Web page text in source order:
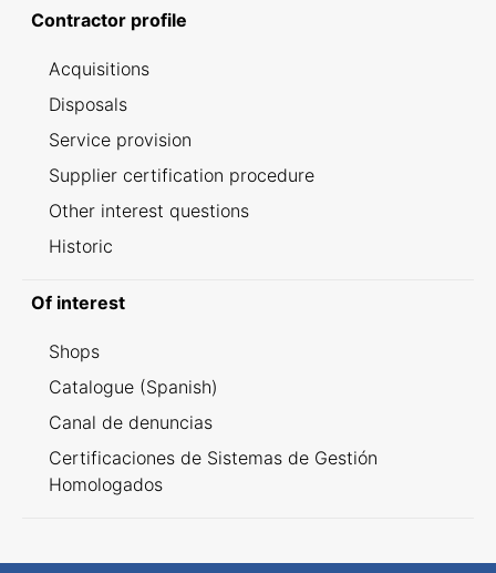
Contractor profile
Acquisitions
Disposals
Service provision
Supplier certification procedure
Other interest questions
Historic
Of interest
Shops
Catalogue (Spanish)
Canal de denuncias
Certificaciones de Sistemas de Gestión
Homologados